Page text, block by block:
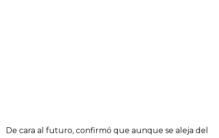
De cara al futuro, confirmó que aunque se aleja del